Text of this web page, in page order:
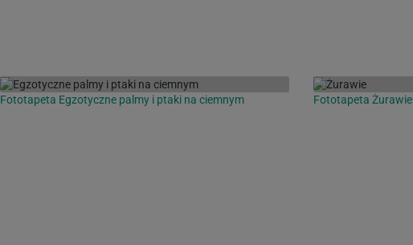
Fototapeta Egzotyczne palmy i ptaki na ciemnym Fototapeta Żurawie